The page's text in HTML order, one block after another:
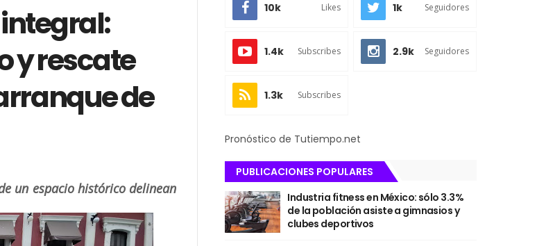
y rescate
de
un espacio histórico delinean
10k Likes 1k Seguidores
1.4k Subscribes 2.9k Seguidores
1.3k Subscribes
Pronóstico de Tutiempo.net
PUBLICACIONES POPULARES
Industria fitness en México: sólo 3.3%
de la población asiste a gimnasios y
clubes deportivos